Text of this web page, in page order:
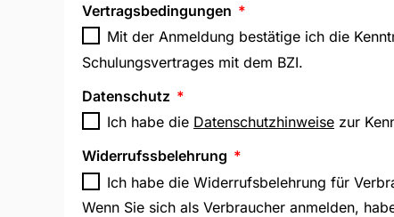
Vertragsbedingungen
Mit der Anmeldung bestätige ich die
Schulungsvertrages mit dem BZI.
Datenschutz
Ich habe die Datenschutzhinweise zur
Widerrufssbelehrung
Ich habe die Widerrufsbelehrung für
Wenn Sie sich als Verbraucher anmelden,